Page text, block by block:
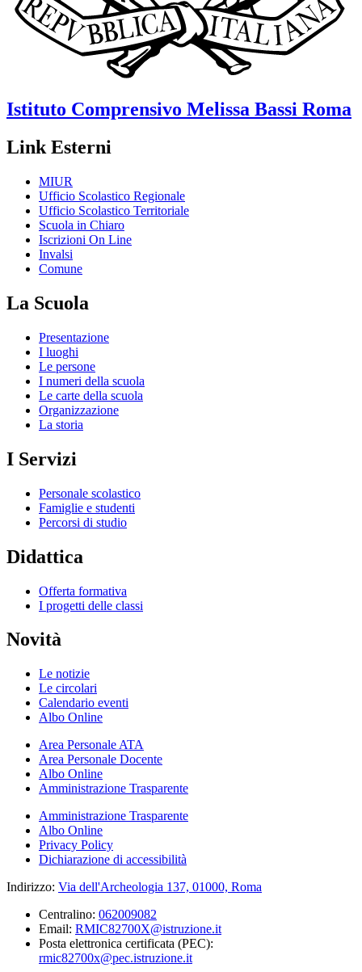
Istituto Comprensivo Melissa Bassi Roma
Link Esterni
MIUR
Ufficio Scolastico Regionale
Ufficio Scolastico Territoriale
Scuola in Chiaro
Iscrizioni On Line
Invalsi
Comune
La Scuola
Presentazione
I luoghi
Le persone
I numeri della scuola
Le carte della scuola
Organizzazione
La storia
I Servizi
Personale scolastico
Famiglie e studenti
Percorsi di studio
Didattica
Offerta formativa
I progetti delle classi
Novità
Le notizie
Le circolari
Calendario eventi
Albo Online
Area Personale ATA
Area Personale Docente
Albo Online
Amministrazione Trasparente
Amministrazione Trasparente
Albo Online
Privacy Policy
Dichiarazione di accessibilità
Indirizzo: Via dell'Archeologia 137, 01000, Roma
Centralino: 062009082
Email: RMIC82700X@istruzione.it
Posta elettronica certificata (PEC):
rmic82700x@pec.istruzione.it